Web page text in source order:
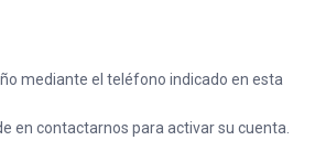
mediante el teléfono indicado en esta
en contactarnos para activar su cuenta.